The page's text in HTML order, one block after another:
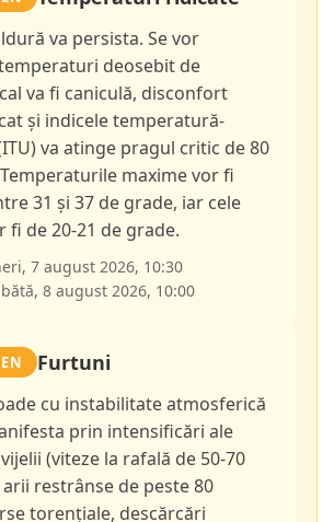
va persista. Se vor
deosebit de
va fi caniculă, disconfort
și indicele temperatură-
va atinge pragul critic de 80
maxime vor fi
31 și 37 de grade, iar cele
fi de 20-21 de grade.
7 august 2026, 10:30
8 august 2026, 10:00
Furtuni
cu instabilitate atmosferică
prin intensificări ale
(viteze la rafală de 50-70
restrânse de peste 80
torențiale, descărcări